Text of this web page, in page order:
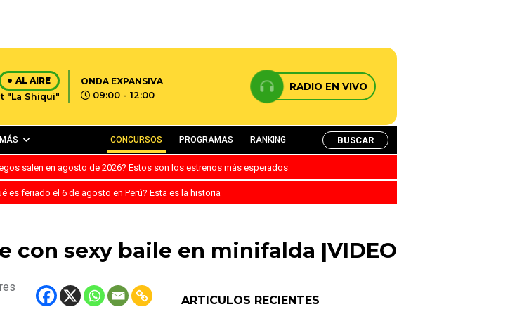
AL AIRE
"La Shiqui"
ONDA EXPANSIVA
09:00 - 12:00
RADIO EN VIVO
MÁS CONCURSOS PROGRAMAS RANKING BUSCAR
salen en agosto de 2026? Estos son los estrenos más esperados
es feriado el 6 de agosto en Perú? Esta es la historia
con sexy baile en minifalda |VIDEO
ARTICULOS RECIENTES